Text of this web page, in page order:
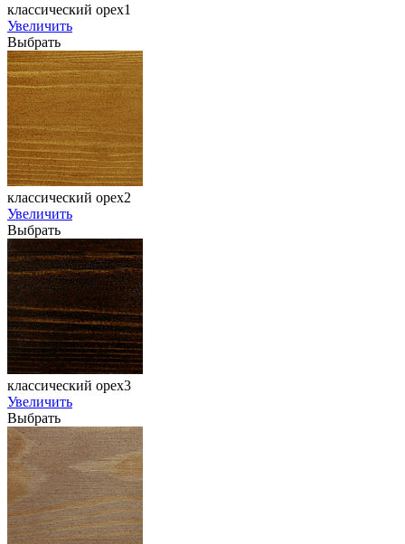
классический орех1
Увеличить
Выбрать
классический орех2
Увеличить
Выбрать
классический орех3
Увеличить
Выбрать